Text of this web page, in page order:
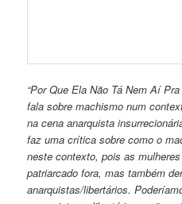
“Por Que Ela Não Tá Nem Aí
fala sobre machismo num
na cena anarquista
faz uma crítica sobre como o
neste contexto, pois as
patriarcado fora, mas também
anarquistas/libertários.